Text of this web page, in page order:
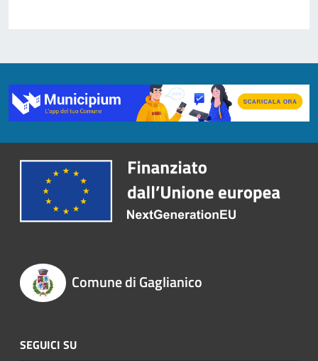
Comune di Gaglianico
SEGUICI SU